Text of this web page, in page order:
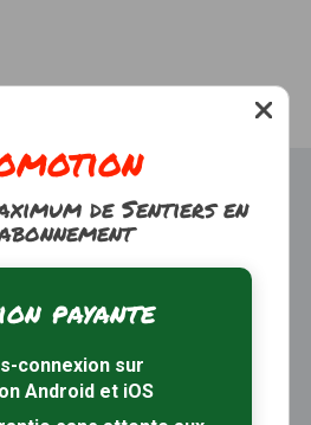
À propos
/ Connexion
Calendrier randos
de Sentiers en
payante
connexion sur
Android et iOS